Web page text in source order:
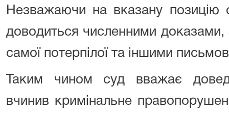
Незважаючи на вказану позицію
доводиться численними доказами,
самої потерпілої та іншими
Таким чином суд вважає
вчинив кримінальне